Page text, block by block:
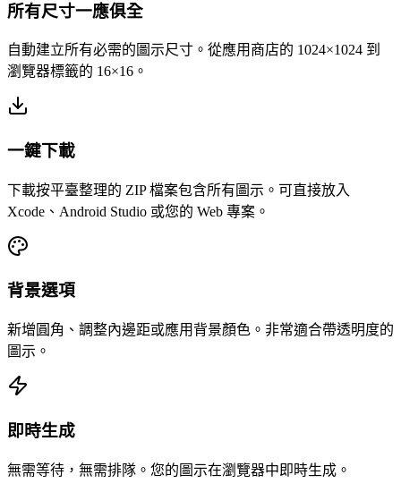
所有尺寸一應俱全
自動建立所有必需的圖示尺寸。從應用商店的 1024×1024 到
瀏覽器標籤的 16×16。
一鍵下載
下載按平臺整理的 ZIP 檔案包含所有圖示。可直接放入
Xcode、Android Studio 或您的 Web 專案。
背景選項
新增圓角、調整內邊距或應用背景顏色。非常適合帶透明度的
圖示。
即時生成
無需等待，無需排隊。您的圖示在瀏覽器中即時生成。